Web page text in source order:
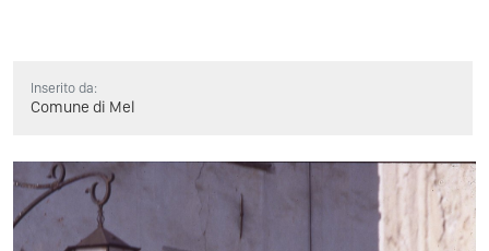
Inserito da:
Comune di Mel